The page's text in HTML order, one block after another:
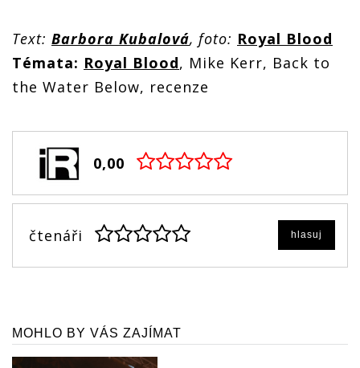
Text: Barbora Kubalová, foto: Royal Blood
Témata: Royal Blood, Mike Kerr, Back to
the Water Below, recenze
0,00
čtenáři hlasuj
MOHLO BY VÁS ZAJÍMAT